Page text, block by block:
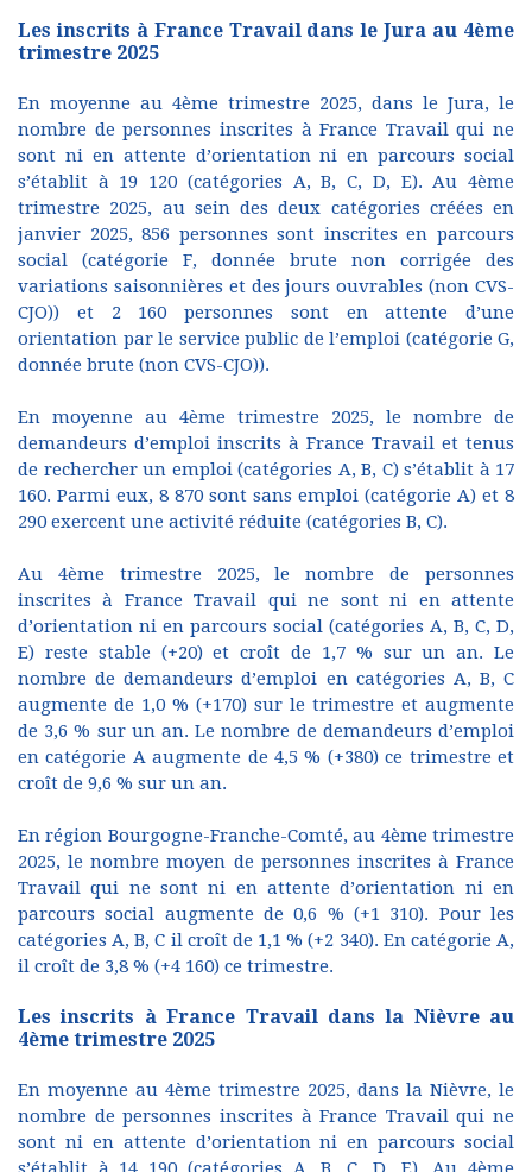
Les inscrits à France Travail dans le Jura au 4ème
trimestre 2025
En moyenne au 4ème trimestre 2025, dans le Jura, le
nombre de personnes inscrites à France Travail qui ne
sont ni en attente d’orientation ni en parcours social
s’établit à 19 120 (catégories A, B, C, D, E). Au 4ème
trimestre 2025, au sein des deux catégories créées en
janvier 2025, 856 personnes sont inscrites en parcours
social (catégorie F, donnée brute non corrigée des
variations saisonnières et des jours ouvrables (non CVS-
CJO)) et 2 160 personnes sont en attente d’une
orientation par le service public de l’emploi (catégorie G,
donnée brute (non CVS-CJO)).
En moyenne au 4ème trimestre 2025, le nombre de
demandeurs d’emploi inscrits à France Travail et tenus
de rechercher un emploi (catégories A, B, C) s’établit à 17
160. Parmi eux, 8 870 sont sans emploi (catégorie A) et 8
290 exercent une activité réduite (catégories B, C).
Au 4ème trimestre 2025, le nombre de personnes
inscrites à France Travail qui ne sont ni en attente
d’orientation ni en parcours social (catégories A, B, C, D,
E) reste stable (+20) et croît de 1,7 % sur un an. Le
nombre de demandeurs d’emploi en catégories A, B, C
augmente de 1,0 % (+170) sur le trimestre et augmente
de 3,6 % sur un an. Le nombre de demandeurs d’emploi
en catégorie A augmente de 4,5 % (+380) ce trimestre et
croît de 9,6 % sur un an.
En région Bourgogne-Franche-Comté, au 4ème trimestre
2025, le nombre moyen de personnes inscrites à France
Travail qui ne sont ni en attente d’orientation ni en
parcours social augmente de 0,6 % (+1 310). Pour les
catégories A, B, C il croît de 1,1 % (+2 340). En catégorie A,
il croît de 3,8 % (+4 160) ce trimestre.
Les inscrits à France Travail dans la Nièvre au
4ème trimestre 2025
En moyenne au 4ème trimestre 2025, dans la Nièvre, le
nombre de personnes inscrites à France Travail qui ne
sont ni en attente d’orientation ni en parcours social